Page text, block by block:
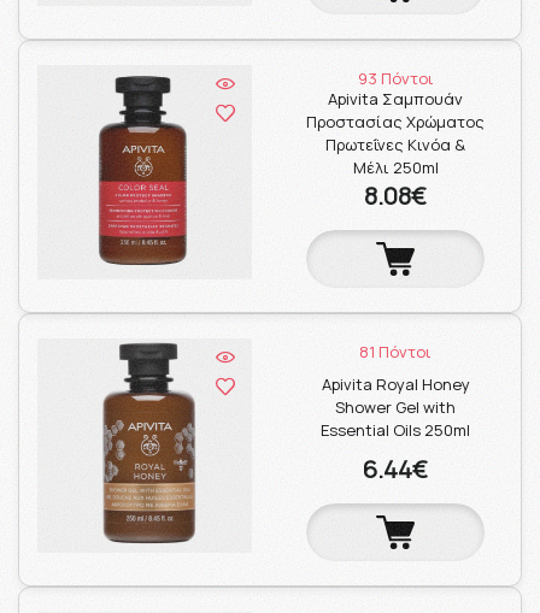
93 Πόντοι
Apivita Σαμπουάν
Προστασίας Χρώματος
Πρωτεΐνες Κινόα &
Μέλι 250ml
8.08€
81 Πόντοι
Apivita Royal Honey
Shower Gel with
Essential Oils 250ml
6.44€